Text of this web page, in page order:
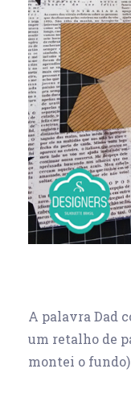
A palavra Dad
um retalho de
montei o fundo).